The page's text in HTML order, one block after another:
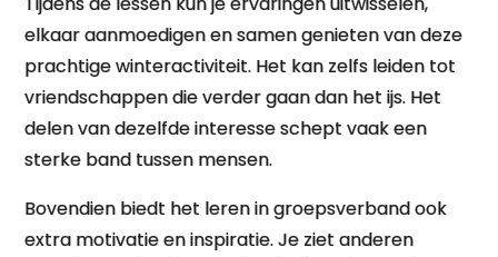
elkaar aanmoedigen en samen genieten van deze
prachtige winteractiviteit. Het kan zelfs leiden tot
vriendschappen die verder gaan dan het ijs. Het
delen van dezelfde interesse schept vaak een
sterke band tussen mensen.
Bovendien biedt het leren in groepsverband ook
extra motivatie en inspiratie. Je ziet anderen